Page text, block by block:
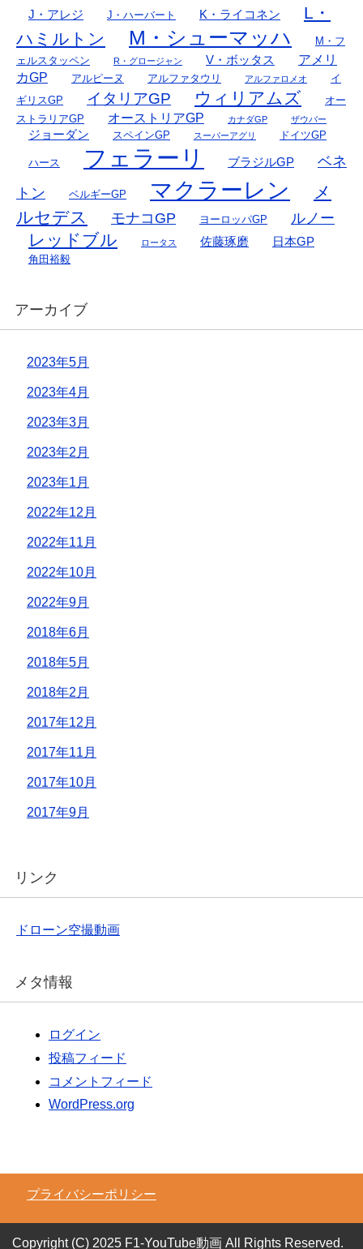
J・アレジ J・ハーバート K・ライコネン
L・
ハミルトン
M・シューマッハ
M・フ
ェルスタッペン
R・グロージャン V・ボッタス
アメリ
カGP
アルピーヌ アルファタウリ アルファロメオ
イ
ギリスGP
イタリアGP ウィリアムズ
オー
ストラリアGP
オーストリアGP カナダGP ザウバー
ジョーダン スペインGP スーパーアグリ ドイツGP
ハース フェラーリ ブラジルGP
ベネ
トン
ベルギーGP マクラーレン
メ
ルセデス
モナコGP ヨーロッパGP ルノー
レッドブル ロータス 佐藤琢磨 日本GP
角田裕毅
アーカイブ
2023年5月
2023年4月
2023年3月
2023年2月
2023年1月
2022年12月
2022年11月
2022年10月
2022年9月
2018年6月
2018年5月
2018年2月
2017年12月
2017年11月
2017年10月
2017年9月
リンク
ドローン空撮動画
メタ情報
ログイン
投稿フィード
コメントフィード
WordPress.org
プライバシーポリシー
Copyright (C) 2025 F1-YouTube動画 All Rights Reserved.